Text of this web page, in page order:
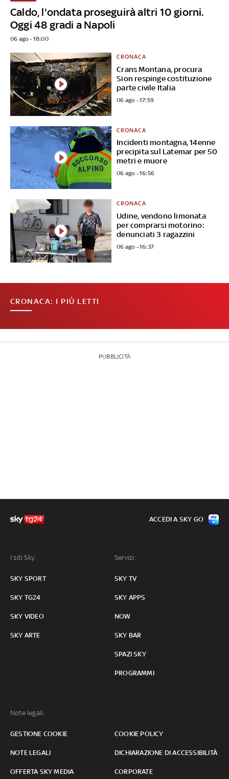
Caldo, l'ondata proseguirà altri 10 giorni.
Oggi 48 gradi a Napoli
06 ago - 18:00
Crans Montana, procura
Sion respinge costituzione
parte civile Italia
CRONACA
06 ago - 17:59
Incidenti montagna, 14enne
precipita sul Latemar per 50
metri e muore
CRONACA
06 ago - 16:56
Udine, vendono limonata
per comprarsi motorino:
denunciati 3 ragazzini
CRONACA
06 ago - 16:37
CRONACA: I PIÙ LETTI
PUBBLICITÀ
I siti Sky:
SKY SPORT
SKY TG24
SKY VIDEO
SKY ARTE
Servizi:
SKY TV
SKY APPS
NOW
SKY BAR
SPAZI SKY
PROGRAMMI
Note legali:
GESTIONE COOKIE COOKIE POLICY
NOTE LEGALI DICHIARAZIONE DI ACCESSIBILITÀ
OFFERTA SKY MEDIA CORPORATE
ACCEDI A SKY GO